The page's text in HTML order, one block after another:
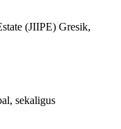
(JIIPE) Gresik,
sekaligus